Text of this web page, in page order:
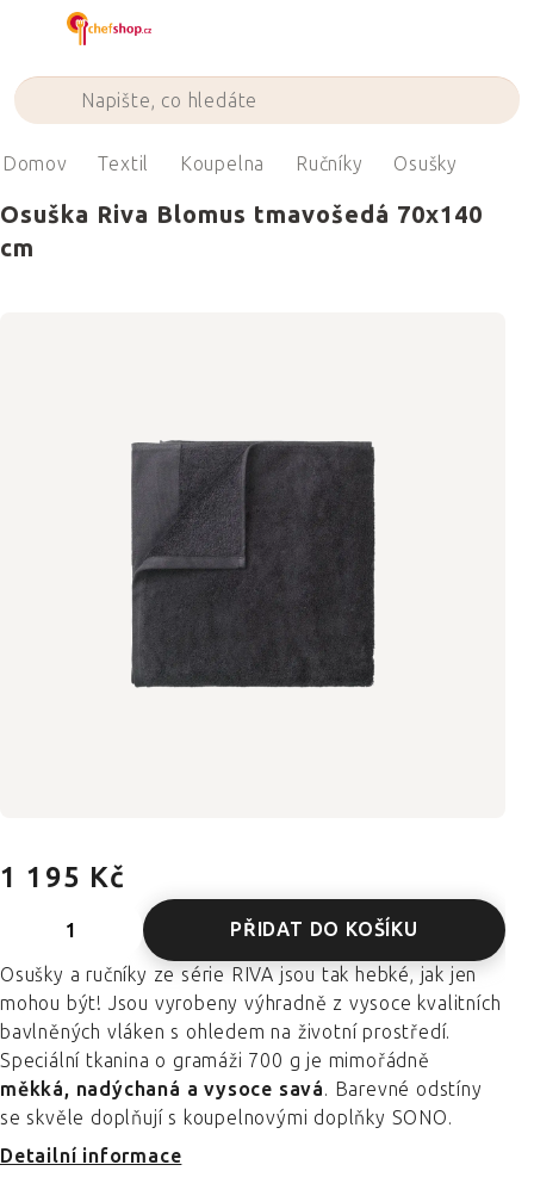
Domov Textil Koupelna Ručníky Osušky
Osuška Riva Blomus tmavošedá 70x140
cm
1 195 Kč
PŘIDAT DO KOŠÍKU
Osušky a ručníky ze série RIVA jsou tak hebké, jak jen
mohou být! Jsou vyrobeny výhradně z vysoce kvalitních
bavlněných vláken s ohledem na životní prostředí.
Speciální tkanina o gramáži 700 g je mimořádně
měkká, nadýchaná a vysoce savá. Barevné odstíny
se skvěle doplňují s koupelnovými doplňky SONO.
Detailní informace